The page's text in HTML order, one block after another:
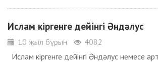
Ислам кіргенге дейінгі Әндәлус
10 жыл бұрын
4082
Ислам кіргенге дейінгі Әндәлус немесе